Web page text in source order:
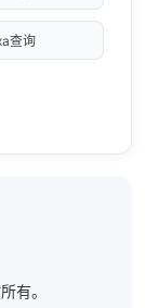
查询
有。